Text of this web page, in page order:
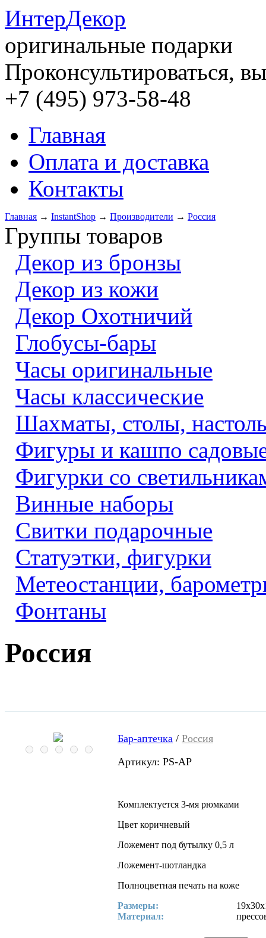
ИнтерДекор
оригинальные подарки
Проконсультироваться,
+7 (495) 973-58-48
Главная
Оплата и доставка
Контакты
Главная → InstantShop → Производители → Россия
Группы товаров
Декор из бронзы
Декор из кожи
Декор Охотничий
Глобусы-бары
Часы оригинальные
Часы классические
Шахматы, столы,
Фигуры и кашпо
Фигурки со
Винные наборы
Свитки подарочные
Статуэтки, фигурки
Метеостанции,
Фонтаны
Россия
Бар-аптечка / Россия
Артикул: PS-AP
Комплектуется 3-мя рюмками
Цвет коричневый
Ложемент под бутылку 0,5 л
Ложемент-шотландка
Полноцветная печать на коже
Размеры:
Материал: